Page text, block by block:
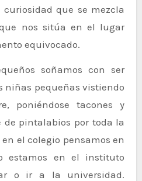
curiosidad que se mezcla
nos sitúa en el lugar
equivocado.
soñamos con ser
niñas pequeñas vistiendo
poniéndose tacones y
de pintalabios por toda la
el colegio pensamos en
estamos en el instituto
o ir a la universidad.